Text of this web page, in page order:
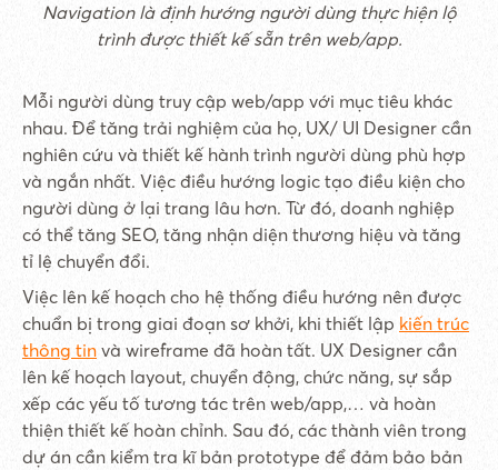
Navigation là định hướng người dùng thực hiện lộ
trình được thiết kế sẵn trên web/app.
Mỗi người dùng truy cập web/app với mục tiêu khác
nhau. Để tăng trải nghiệm của họ, UX/ UI Designer cần
nghiên cứu và thiết kế hành trình người dùng phù hợp
và ngắn nhất. Việc điều hướng logic tạo điều kiện cho
người dùng ở lại trang lâu hơn. Từ đó, doanh nghiệp
có thể tăng SEO, tăng nhận diện thương hiệu và tăng
tỉ lệ chuyển đổi.
Việc lên kế hoạch cho hệ thống điều hướng nên được
chuẩn bị trong giai đoạn sơ khởi, khi thiết lập kiến trúc
thông tin và wireframe đã hoàn tất. UX Designer cần
lên kế hoạch layout, chuyển động, chức năng, sự sắp
xếp các yếu tố tương tác trên web/app,… và hoàn
thiện thiết kế hoàn chỉnh. Sau đó, các thành viên trong
dự án cần kiểm tra kĩ bản prototype để đảm bảo bản